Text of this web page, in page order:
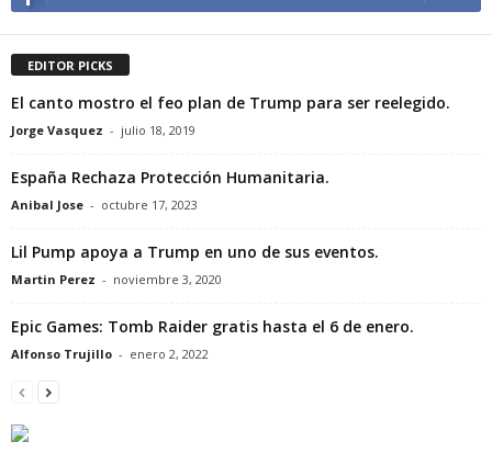
EDITOR PICKS
El canto mostro el feo plan de Trump para ser reelegido.
Jorge Vasquez - julio 18, 2019
España Rechaza Protección Humanitaria.
Anibal Jose - octubre 17, 2023
Lil Pump apoya a Trump en uno de sus eventos.
Martin Perez - noviembre 3, 2020
Epic Games: Tomb Raider gratis hasta el 6 de enero.
Alfonso Trujillo - enero 2, 2022